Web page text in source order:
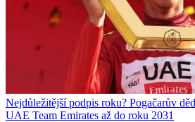
Nejdůležitější podpis roku? Pogačarův
UAE Team Emirates až do roku 2031